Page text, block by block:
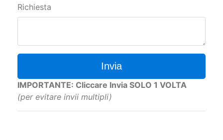
Richiesta
Invia
IMPORTANTE: Cliccare Invia SOLO 1 VOLTA
(per evitare invii multipli)